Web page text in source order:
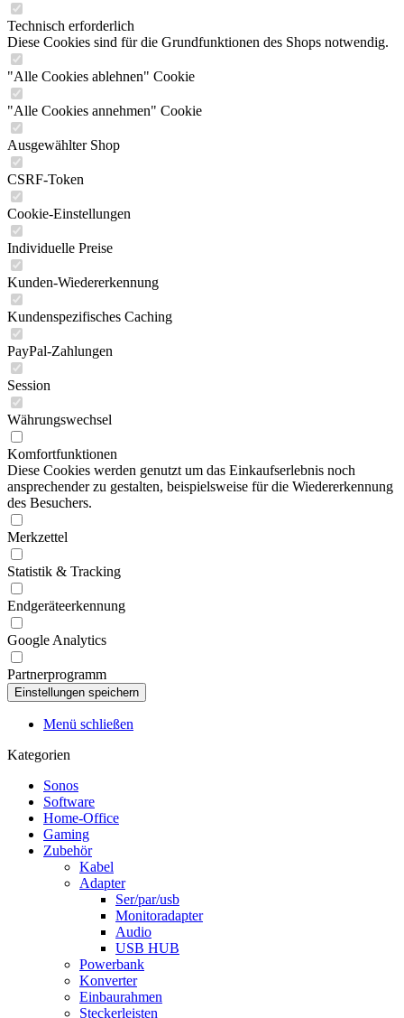
Technisch erforderlich
Diese Cookies sind für die Grundfunktionen des Shops notwendig.
"Alle Cookies ablehnen" Cookie
"Alle Cookies annehmen" Cookie
Ausgewählter Shop
CSRF-Token
Cookie-Einstellungen
Individuelle Preise
Kunden-Wiedererkennung
Kundenspezifisches Caching
PayPal-Zahlungen
Session
Währungswechsel
Komfortfunktionen
Diese Cookies werden genutzt um das Einkaufserlebnis noch
ansprechender zu gestalten, beispielsweise für die Wiedererkennung
des Besuchers.
Merkzettel
Statistik & Tracking
Endgeräteerkennung
Google Analytics
Partnerprogramm
Menü schließen
Kategorien
Sonos
Software
Home-Office
Gaming
Zubehör
Kabel
Adapter
Ser/par/usb
Monitoradapter
Audio
USB HUB
Powerbank
Konverter
Einbaurahmen
Steckerleisten